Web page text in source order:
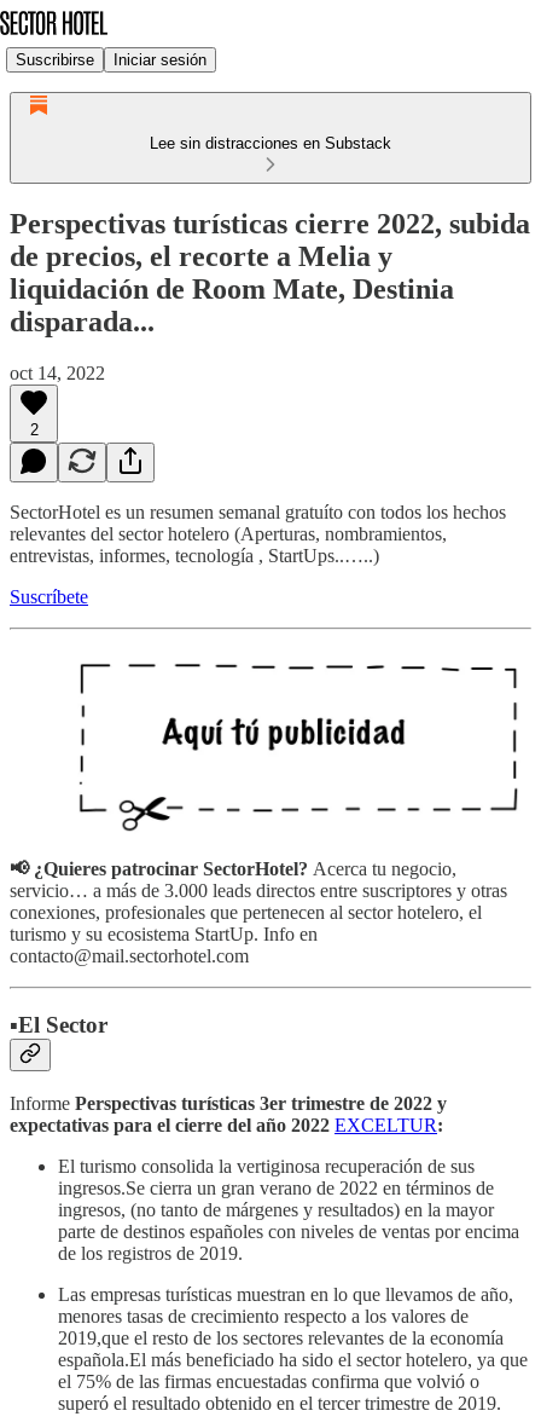
Suscribirse Iniciar sesión
Lee sin distracciones en Substack
Perspectivas turísticas cierre 2022, subida
de precios, el recorte a Melia y
liquidación de Room Mate, Destinia
disparada...
oct 14, 2022
2
SectorHotel es un resumen semanal gratuíto con todos los hechos
relevantes del sector hotelero (Aperturas, nombramientos,
entrevistas, informes, tecnología , StartUps..…..)
Suscríbete
📢 ¿Quieres patrocinar SectorHotel? Acerca tu negocio,
servicio… a más de 3.000 leads directos entre suscriptores y otras
conexiones, profesionales que pertenecen al sector hotelero, el
turismo y su ecosistema StartUp. Info en
contacto@mail.sectorhotel.com
▪️El Sector
Informe Perspectivas turísticas 3er trimestre de 2022 y
expectativas para el cierre del año 2022 EXCELTUR:
El turismo consolida la vertiginosa recuperación de sus
ingresos.Se cierra un gran verano de 2022 en términos de
ingresos, (no tanto de márgenes y resultados) en la mayor
parte de destinos españoles con niveles de ventas por encima
de los registros de 2019.
Las empresas turísticas muestran en lo que llevamos de año,
menores tasas de crecimiento respecto a los valores de
2019,que el resto de los sectores relevantes de la economía
española.El más beneficiado ha sido el sector hotelero, ya que
el 75% de las firmas encuestadas confirma que volvió o
superó el resultado obtenido en el tercer trimestre de 2019.